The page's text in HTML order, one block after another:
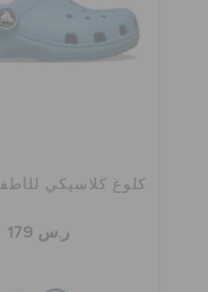
كلوغ كلاسيكي
ر.س 179